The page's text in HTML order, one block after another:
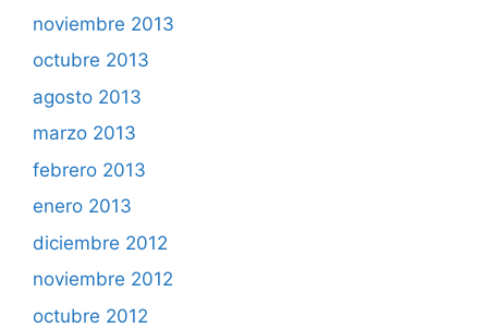
noviembre 2013
octubre 2013
agosto 2013
marzo 2013
febrero 2013
enero 2013
diciembre 2012
noviembre 2012
octubre 2012